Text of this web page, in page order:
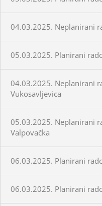
04.03.2025. Neplanirani
05.03.2025. Planirani
04.03.2025. Neplanirani
Vukosavljevica
05.03.2025. Neplanirani
Valpovačka
06.03.2025. Planirani
06.03.2025. Planirani